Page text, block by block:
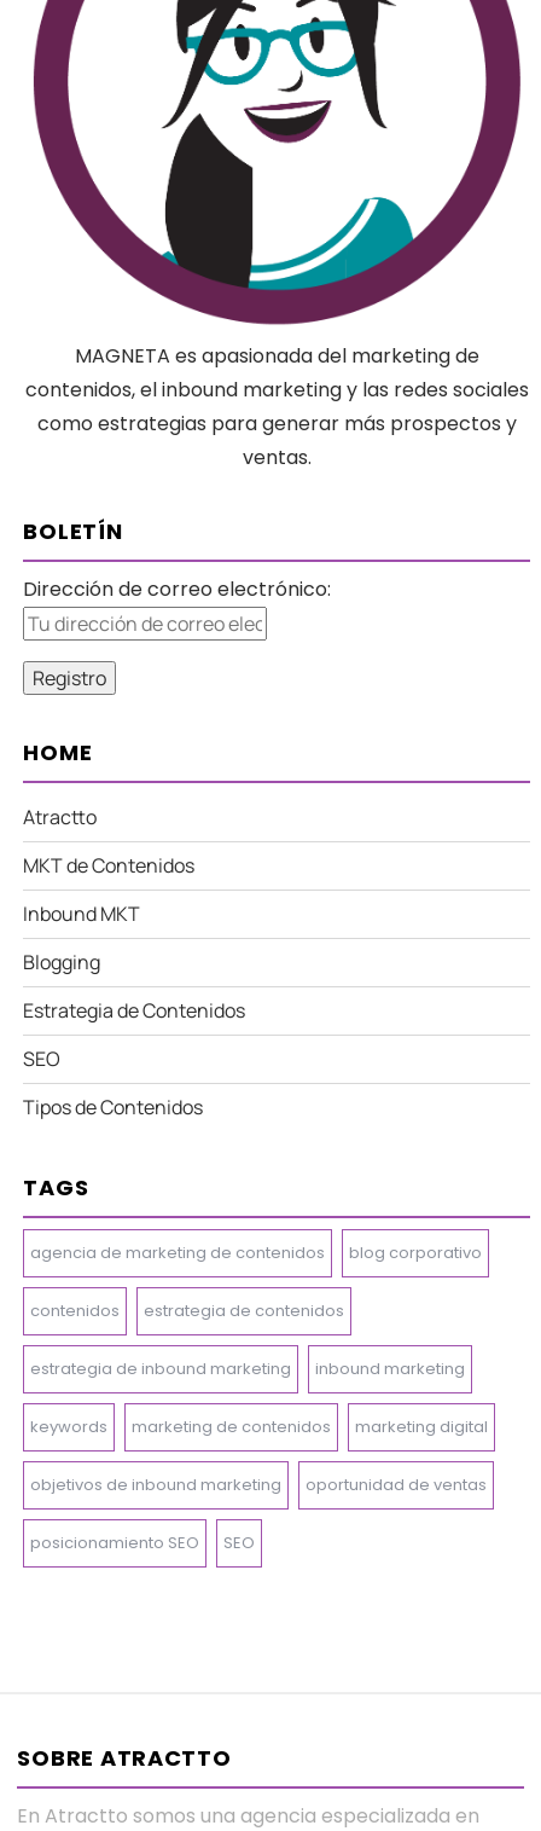
MAGNETA es apasionada del marketing de
contenidos, el inbound marketing y las redes sociales
como estrategias para generar más prospectos y
ventas.
BOLETÍN
Dirección de correo electrónico:
HOME
Atractto
MKT de Contenidos
Inbound MKT
Blogging
Estrategia de Contenidos
SEO
Tipos de Contenidos
TAGS
agencia de marketing de contenidos blog corporativo
contenidos estrategia de contenidos
estrategia de inbound marketing inbound marketing
keywords marketing de contenidos marketing digital
objetivos de inbound marketing oportunidad de ventas
posicionamiento SEO SEO
SOBRE ATRACTTO
En Atractto somos una agencia especializada en